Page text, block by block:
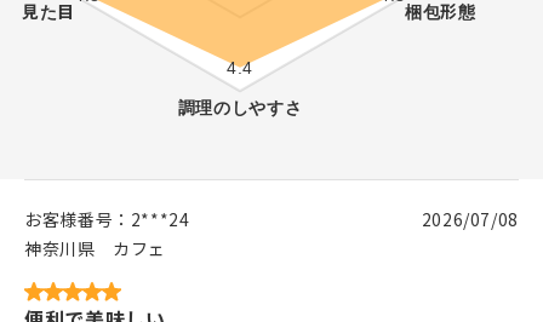
お客様番号： 2***24
神奈川県
カフェ
2026/07/08